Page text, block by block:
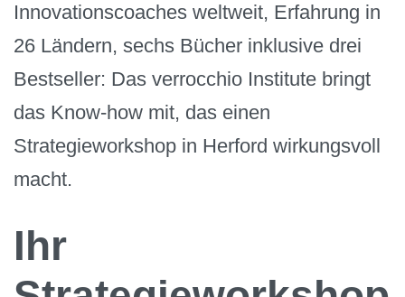
Innovationscoaches weltweit, Erfahrung in
26 Ländern, sechs Bücher inklusive drei
Bestseller: Das verrocchio Institute bringt
das Know-how mit, das einen
Strategieworkshop in Herford wirkungsvoll
macht.
Ihr